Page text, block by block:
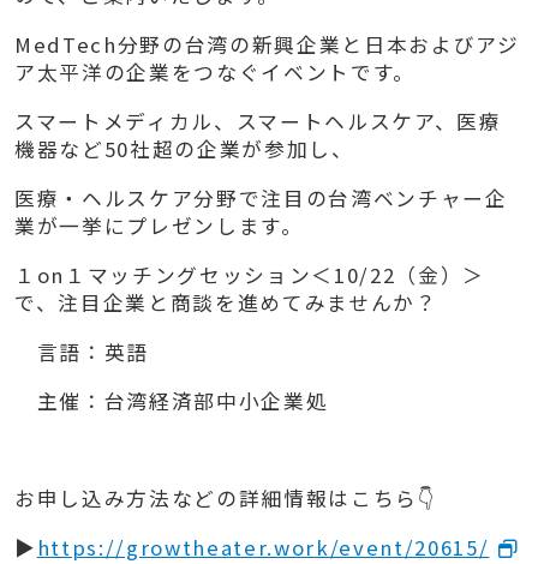
MedTech分野の台湾の新興企業と日本およびアジ
ア太平洋の企業をつなぐイベントです。
スマートメディカル、スマートヘルスケア、医療
機器など50社超の企業が参加し、
医療・ヘルスケア分野で注目の台湾ベンチャー企
業が一挙にプレゼンします。
１ on １マッチングセッション＜ 10/22（金） ＞
で、注目企業と商談を進めてみませんか？
言語：英語
主催：台湾経済部中小企業処
お申し込み方法などの詳細情報はこちら👇
▶ https://growtheater.work/event/20615/